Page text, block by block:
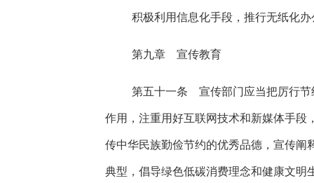
积极利用信息化手段，推行无纸化
第九章 宣传教育
第五十一条 宣传部门应当把厉行节
作用，注重用好互联网技术和新媒体手段
传中华民族勤俭节约的优秀品德，宣传阐
典型，倡导绿色低碳消费理念和健康文明